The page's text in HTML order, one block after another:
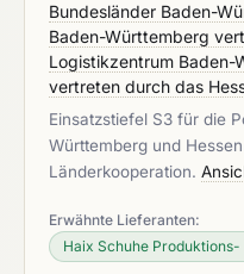
Bundesländer Baden-
Baden-Württemberg
Logistikzentrum Baden-
vertreten durch das
Einsatzstiefel S3 für die
Württemberg und
Länderkooperation.
Erwähnte Lieferanten:
Haix Schuhe Produktions-